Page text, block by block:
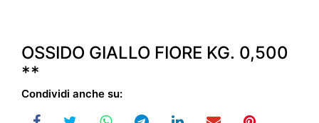
OSSIDO GIALLO FIORE KG. 0,500
**
Condividi anche su: